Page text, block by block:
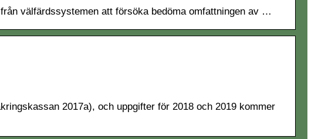
välfärdssystemen att försöka bedöma omfattningen av …
2017a), och uppgifter för 2018 och 2019 kommer